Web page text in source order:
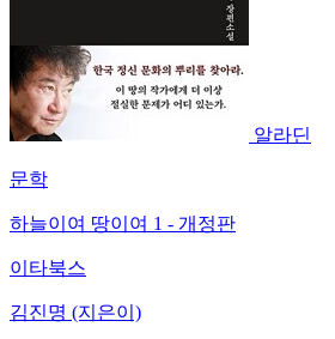
알라딘
문학
하늘이여 땅이여 1 - 개정판
이타북스
김진명 (지은이)